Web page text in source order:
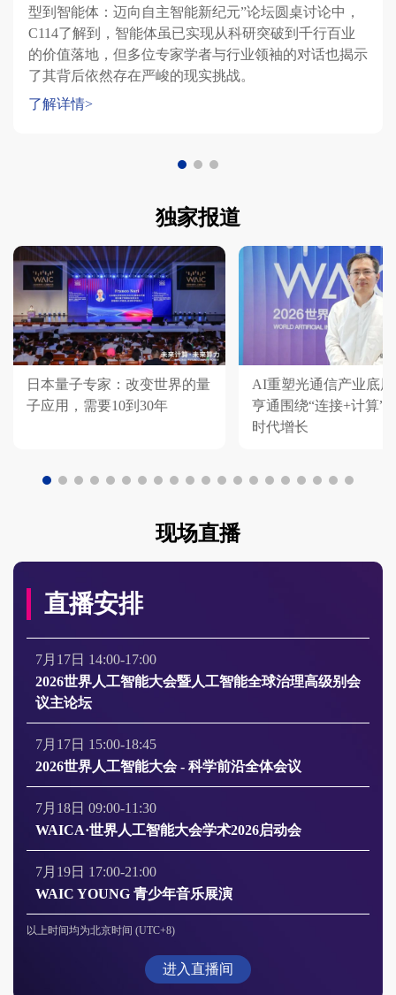
型到智能体：迈向自主智能新纪元”论坛圆桌讨论中，
C114了解到，智能体虽已实现从科研突破到千行百业
的价值落地，但多位专家学者与行业领袖的对话也揭示
了其背后依然存在严峻的现实挑战。
了解详情>
独家报道
日本量子专家：改变世界的量
子应用，需要10到30年
AI重塑光通信产业底
亨通围绕“连接+计算”
时代增长
现场直播
直播安排
7月17日 14:00-17:00
2026世界人工智能大会暨人工智能全球治理高级别会
议主论坛
7月17日 15:00-18:45
2026世界人工智能大会 - 科学前沿全体会议
7月18日 09:00-11:30
WAICA·世界人工智能大会学术2026启动会
7月19日 17:00-21:00
WAIC YOUNG 青少年音乐展演
以上时间均为北京时间 (UTC+8)
进入直播间